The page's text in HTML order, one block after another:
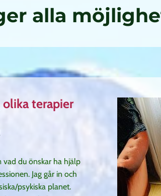
alla
terapier
du önskar ha hjälp
Jag går in och
psykiska planet.